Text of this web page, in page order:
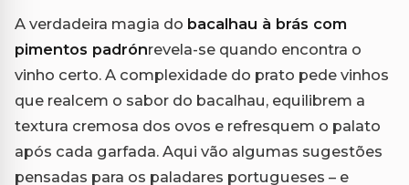
A verdadeira magia do bacalhau à brás com
pimentos padrónrevela-se quando encontra o
vinho certo. A complexidade do prato pede vinhos
que realcem o sabor do bacalhau, equilibrem a
textura cremosa dos ovos e refresquem o palato
após cada garfada. Aqui vão algumas sugestões
pensadas para os paladares portugueses – e